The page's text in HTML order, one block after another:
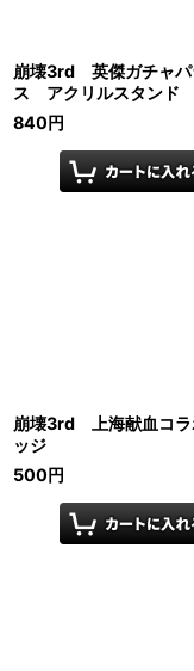
崩壊3rd 英傑ガチャパ
ス アクリルスタンド
840円
崩壊3rd 上海献血コ
ッジ
500円